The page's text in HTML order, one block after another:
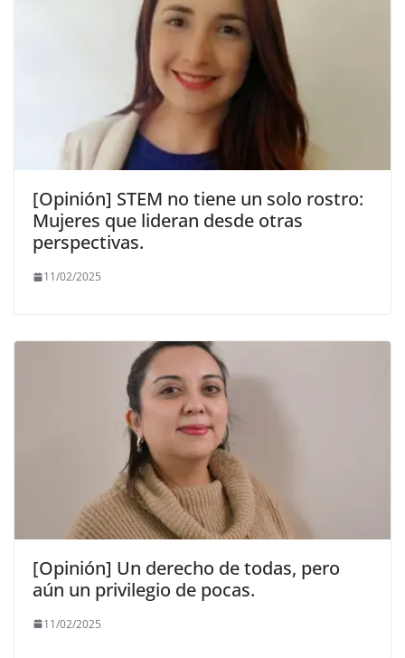
[Opinión] STEM no tiene un solo rostro:
Mujeres que lideran desde otras
perspectivas.
11/02/2025
[Opinión] Un derecho de todas, pero
aún un privilegio de pocas.
11/02/2025